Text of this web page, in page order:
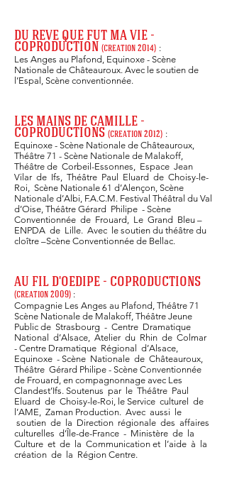
DU REVE QUE FUT MA VIE -
COPRODUCTION (creation 2014) :
Les Anges au Plafond, Equinoxe - Scène
Nationale de Châteauroux. Avec le soutien de
l’Espal, Scène conventionnée.
LES MAINS DE CAMILLE -
COPRODUCTIONS (creation 2012) :
Equinoxe - Scène Nationale de Châteauroux,
Théâtre 71 - Scène Nationale de Malakoff,
Théâtre de Corbeil-Essonnes, Espace Jean
Vilar de Ifs, Théâtre Paul Eluard de Choisy-le-
Roi, Scène Nationale 61 d’Alençon, Scène
Nationale d’Albi, F.A.C.M. Festival Théâtral du Val
d’Oise, Théâtre Gérard Philipe - Scène
Conventionnée de Frouard, Le Grand Bleu –
ENPDA de Lille. Avec le soutien du théâtre du
cloître –Scène Conventionnée de Bellac.
AU FIL D'OEDIPE - COPRODUCTIONS
(creation 2009) :
Compagnie Les Anges au Plafond, Théâtre 71
Scène Nationale de Malakoff, Théâtre Jeune
Public de Strasbourg - Centre Dramatique
National d’Alsace, Atelier du Rhin de Colmar
- Centre Dramatique Régional d’Alsace,
Equinoxe - Scène Nationale de Châteauroux,
Théâtre Gérard Philipe - Scène Conventionnée
de Frouard, en compagnonnage avec Les
Clandest’Ifs. Soutenus par le Théâtre Paul
Eluard de Choisy-le-Roi, le Service culturel de
l’AME, Zaman Production. Avec aussi le
soutien de la Direction régionale des affaires
culturelles d’Île-de-France - Ministère de la
Culture et de la Communication et l’aide à la
création de la Région Centre.